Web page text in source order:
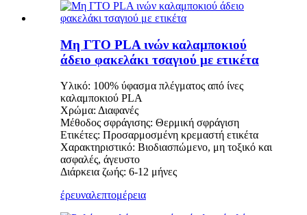
Μη ΓΤΟ PLA ινών καλαμποκιού
άδειο φακελάκι τσαγιού με ετικέτα
Υλικό: 100% ύφασμα πλέγματος από ίνες
καλαμποκιού PLA
Χρώμα: Διαφανές
Μέθοδος σφράγισης: Θερμική σφράγιση
Ετικέτες: Προσαρμοσμένη κρεμαστή ετικέτα
Χαρακτηριστικό: Βιοδιασπώμενο, μη τοξικό και
ασφαλές, άγευστο
Διάρκεια ζωής: 6-12 μήνες
έρευναλεπτομέρεια